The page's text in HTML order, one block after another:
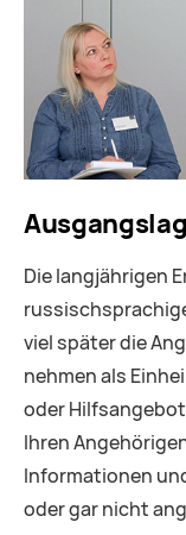
Die langjährigen
viel später die
nehmen als
oder
Ihren
Informationen
oder gar nicht